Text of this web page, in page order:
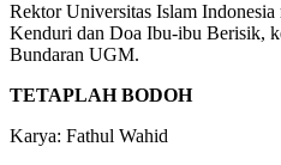
Rektor Universitas Islam Indonesia
Kenduri dan Doa Ibu-ibu Berisik,
Bundaran UGM.
TETAPLAH BODOH
Karya: Fathul Wahid